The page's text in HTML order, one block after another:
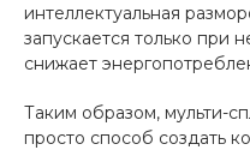
интеллектуальная
запускается только при
снижает
Таким образом, мульти-
просто способ создать